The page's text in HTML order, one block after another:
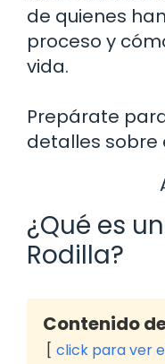
de quienes
proceso y
vida.
Prepárate
detalles sobre
¿Qué es
Rodilla?
Contenido
click para ver